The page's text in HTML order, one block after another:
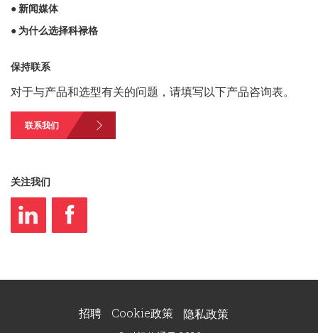
● 新闻媒体
● 为什么选择科禄格
保持联系
对于与产品和选型有关的问题，请填写以下产品咨询表。
联系我们
关注我们
招聘 Cookie政策 隐私政策